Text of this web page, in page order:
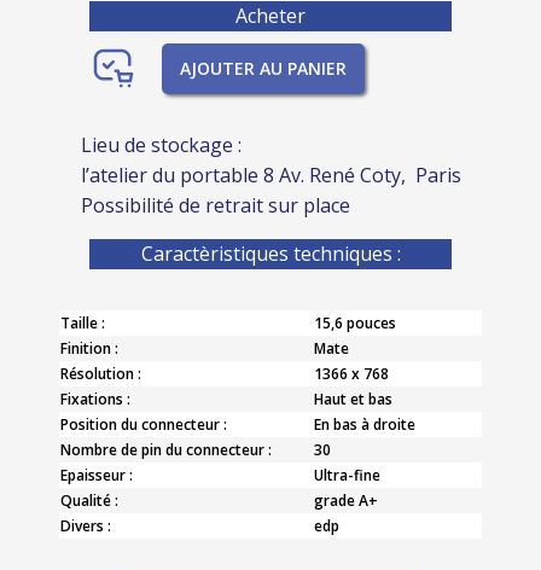
Acheter
AJOUTER AU PANIER
Lieu de stockage :
l’atelier du portable 8 Av. René Coty, Paris
Possibilité de retrait sur place
Caractèristiques techniques :
Taille :
15,6 pouces
Finition :
Mate
Résolution :
1366 x 768
Fixations :
Haut et bas
Position du connecteur :
En bas à droite
Nombre de pin du connecteur :
30
Epaisseur :
Ultra-fine
Qualité :
grade A+
Divers :
edp